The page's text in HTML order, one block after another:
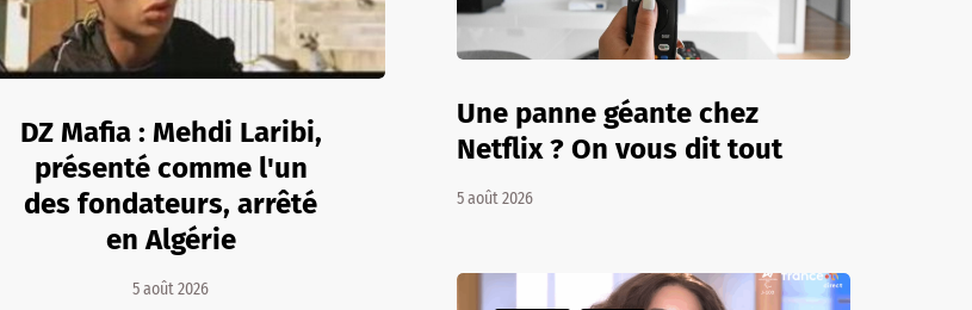
DZ Mafia : Mehdi Laribi,
présenté comme l'un
des fondateurs, arrêté
en Algérie
5 août 2026
Une panne géante chez
Netflix ? On vous dit tout
5 août 2026